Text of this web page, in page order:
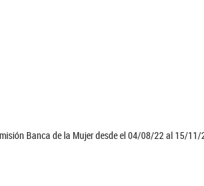
Banca de la Mujer desde el 04/08/22 al 15/